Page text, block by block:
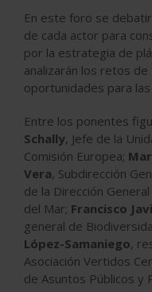
En este foro se
de cada actor para
por la estrategia de
analizarán los retos
oportunidades para
Entre los ponentes
Schally, Jefe de la
Comisión Europea;
Vera, Subdirección
de la Dirección
del Mar; Francisco
general de
López-Samaniego,
Asociación Vertidos
de Asuntos Públicos y